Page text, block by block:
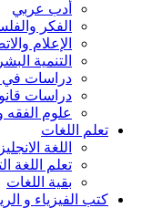
أدب عربي
الفكر
الإعلام
التنمية
دراسات في
دراسات
علوم الفقه
تعلم اللغات
اللغة
تعلم اللغة
بقية اللغات
كتب الفيزياء و